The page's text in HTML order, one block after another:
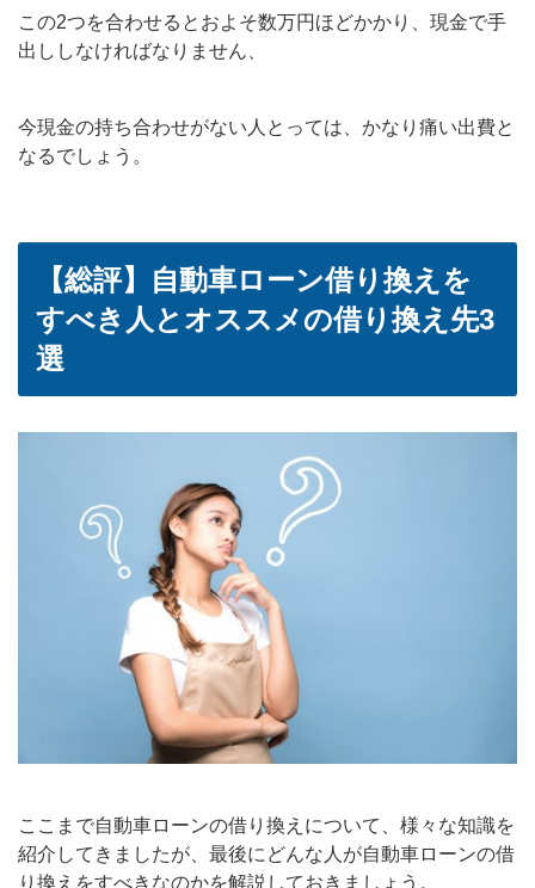
この2つを合わせるとおよそ数万円ほどかかり、現金で手
出ししなければなりません、
今現金の持ち合わせがない人とっては、かなり痛い出費と
なるでしょう。
【総評】自動車ローン借り換えを
すべき人とオススメの借り換え先3
選
ここまで自動車ローンの借り換えについて、様々な知識を
紹介してきましたが、最後にどんな人が自動車ローンの借
り換えをすべきなのかを解説しておきましょう。